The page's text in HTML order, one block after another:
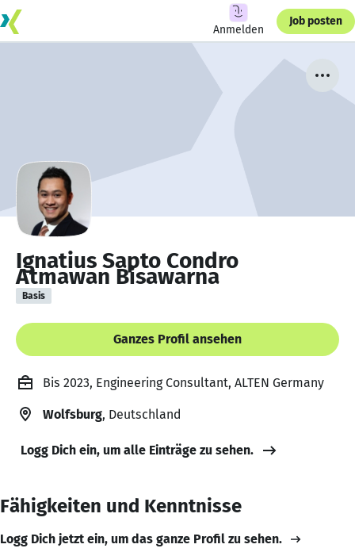
Anmelden
Job posten
Ignatius Sapto Condro
Atmawan Bisawarna
Basis
Ganzes Profil ansehen
Bis 2023, Engineering Consultant, ALTEN Germany
Wolfsburg, Deutschland
Logg Dich ein, um alle Einträge zu sehen.
Fähigkeiten und Kenntnisse
Logg Dich jetzt ein, um das ganze Profil zu sehen.